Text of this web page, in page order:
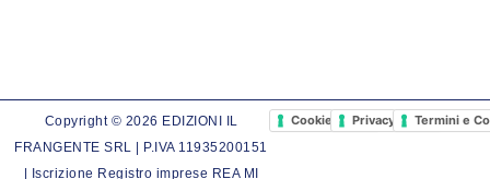
Copyright © 2026 EDIZIONI IL
FRANGENTE SRL | P.IVA 11935200151
| Iscrizione Registro imprese REA MI
Cookie PolicyPrivacy PolicyTermini e